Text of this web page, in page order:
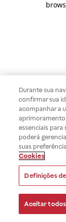
Durante sua
confirmar sua
acompanhar a
aprimoramento
essenciais
poderá
suas
Cookies
Definições
Aceitar